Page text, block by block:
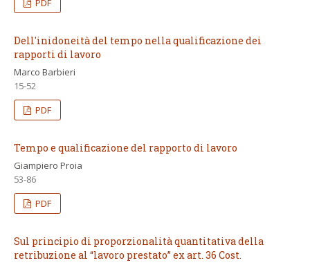
PDF
Dell'inidoneità del tempo nella qualificazione dei
rapporti di lavoro
Marco Barbieri
15-52
PDF
Tempo e qualificazione del rapporto di lavoro
Giampiero Proia
53-86
PDF
Sul principio di proporzionalità quantitativa della
retribuzione al “lavoro prestato” ex art. 36 Cost.